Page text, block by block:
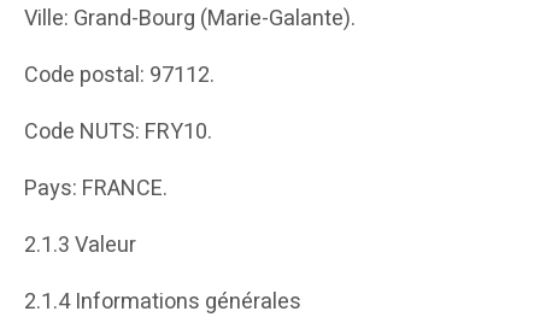
Ville: Grand-Bourg (Marie-Galante).
Code postal: 97112.
Code NUTS: FRY10.
Pays: FRANCE.
2.1.3 Valeur
2.1.4 Informations générales